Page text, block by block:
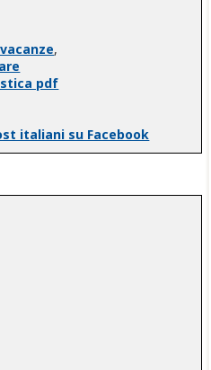
,
pdf
italiani su Facebook